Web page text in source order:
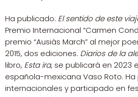
Ha publicado: El sentido de este
Premio Internacional “Carmen
premio “Ausiàs March” al mejor
2015, dos ediciones. Diarios de la
libro, Esta ira, se publicará en 2023
española-mexicana Vaso Roto.
internacionales y participado en